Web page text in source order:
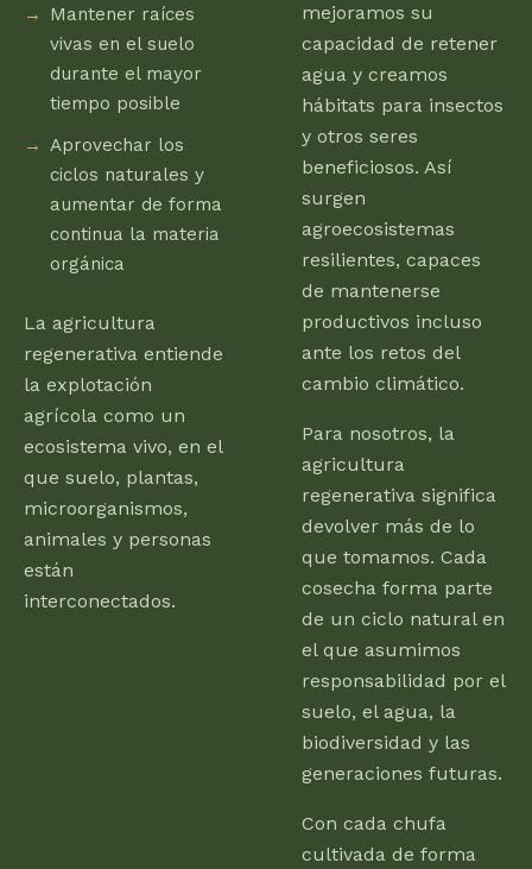
Mantener raíces
vivas en el suelo
durante el mayor
tiempo posible
Aprovechar los
ciclos naturales y
aumentar de forma
continua la materia
orgánica
La agricultura
regenerativa entiende
la explotación
agrícola como un
ecosistema vivo, en el
que suelo, plantas,
microorganismos,
animales y personas
están
interconectados.
mejoramos su
capacidad de retener
agua y creamos
hábitats para insectos
y otros seres
beneficiosos. Así
surgen
agroecosistemas
resilientes, capaces
de mantenerse
productivos incluso
ante los retos del
cambio climático.
Para nosotros, la
agricultura
regenerativa significa
devolver más de lo
que tomamos. Cada
cosecha forma parte
de un ciclo natural en
el que asumimos
responsabilidad por el
suelo, el agua, la
biodiversidad y las
generaciones futuras.
Con cada chufa
cultivada de forma